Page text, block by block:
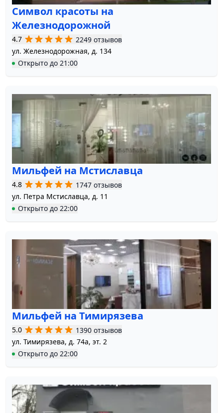
Символ красоты на
Железнодорожной
4.7
2249 отзывов
ул. Железнодорожная, д. 134
Открыто до 21:00
Мильфей на Мстиславца
4.8
1747 отзывов
ул. Петра Мстиславца, д. 11
Открыто до 22:00
Мильфей на Тимирязева
5.0
1390 отзывов
ул. Тимирязева, д. 74а, эт. 2
Открыто до 22:00